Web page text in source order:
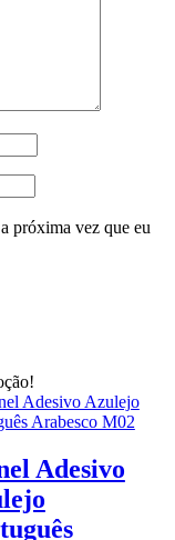
próxima vez que eu
Adesivo